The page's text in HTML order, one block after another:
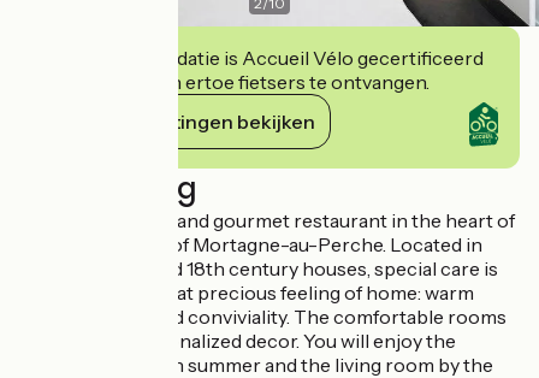
Deze accommodatie is Accueil Vélo gecertificeerd
en verbindt zich ertoe fietsers te ontvangen.
Haar verplichtingen bekijken
Beschrijving
A charming hotel and gourmet restaurant in the heart of
the medieval city of Mortagne-au-Perche. Located in
authentic 16th and 18th century houses, special care is
taken to create that precious feeling of home: warm
welcome, calm and conviviality. The comfortable rooms
each offer a personalized decor. You will enjoy the
flowered garden in summer and the living room by the